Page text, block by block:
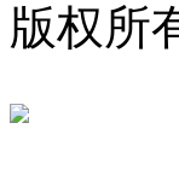
版权所